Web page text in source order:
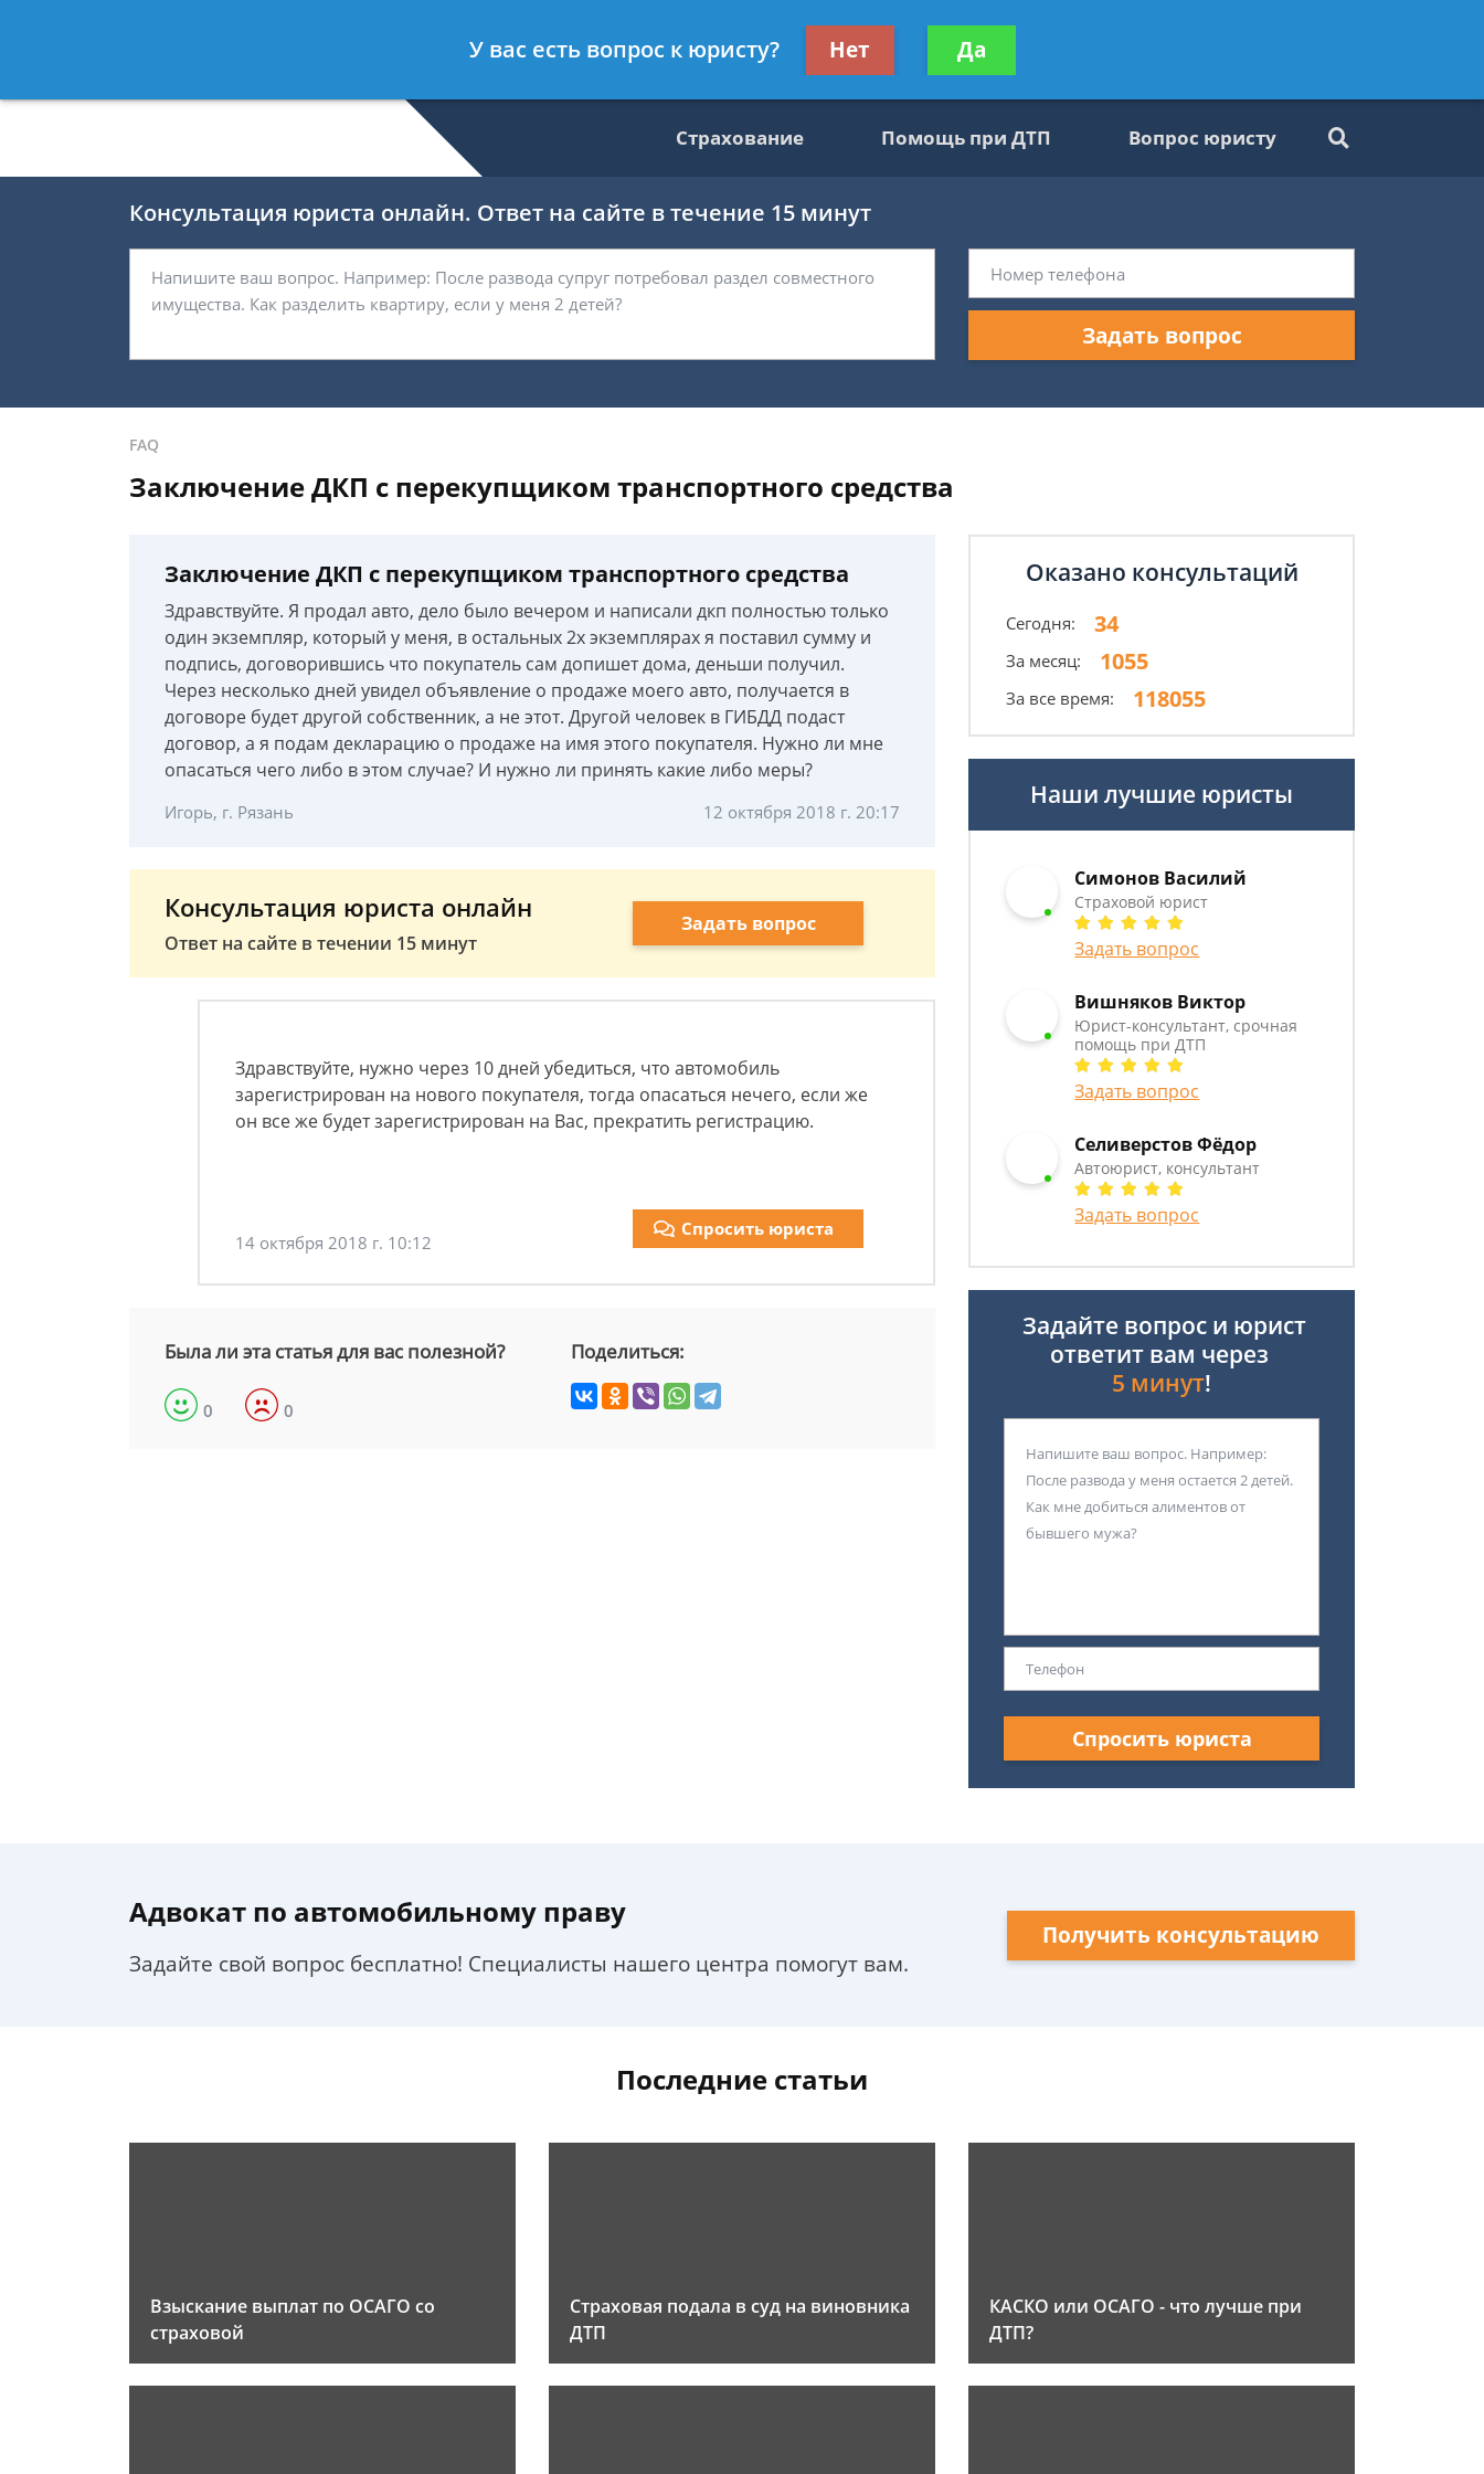
- Автоюрист, консультант
Получите консультацию
бесплатно
Страхование Помощь при ДТП Вопрос юристу
Консультация юриста онлайн. Ответ на сайте в течение 15 минут
Задать вопрос
FAQ
Заключение ДКП с перекупщиком транспортного средства
Заключение ДКП с перекупщиком транспортного средства
Здравствуйте. Я продал авто, дело было вечером и написали дкп полностью только
один экземпляр, который у меня, в остальных 2х экземплярах я поставил сумму и
подпись, договорившись что покупатель сам допишет дома, деньши получил.
Через несколько дней увидел объявление о продаже моего авто, получается в
договоре будет другой собственник, а не этот. Другой человек в ГИБДД подаст
договор, а я подам декларацию о продаже на имя этого покупателя. Нужно ли мне
опасаться чего либо в этом случае? И нужно ли принять какие либо меры?
Игорь, г. Рязань 12 октября 2018 г. 20:17
Консультация юриста онлайн
Ответ на сайте в течении 15 минут
Задать вопрос
Здравствуйте, нужно через 10 дней убедиться, что автомобиль
зарегистрирован на нового покупателя, тогда опасаться нечего, если же
он все же будет зарегистрирован на Вас, прекратить регистрацию.
14 октября 2018 г. 10:12
Спросить юриста
Была ли эта статья для вас полезной?
0 0
Поделиться:
Оказано консультаций
Сегодня: 34
За месяц: 1055
За все время: 118055
Наши лучшие юристы
Симонов Василий
Страховой юрист
Задать вопрос
Вишняков Виктор
Юрист-консультант, срочная
помощь при ДТП
Задать вопрос
Селиверстов Фёдор
Автоюрист, консультант
Задать вопрос
Задайте вопрос и юрист
ответит вам через
5 минут!
Спросить юриста
Адвокат по автомобильному праву
Задайте свой вопрос бесплатно! Специалисты нашего центра помогут вам.
Получить консультацию
Последние статьи
Взыскание выплат по ОСАГО со
страховой
Страховая подала в суд на виновника
ДТП
КАСКО или ОСАГО - что лучше при
ДТП?
У вас есть вопрос к юристу? Нет Да